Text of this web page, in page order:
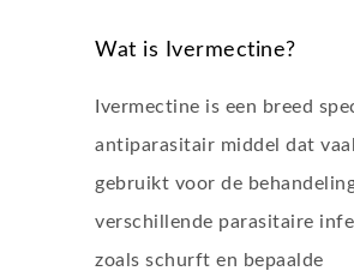
Wat is Ivermectine?
Ivermectine is een breed
antiparasitair middel dat
gebruikt voor de
verschillende parasitaire
zoals schurft en bepaalde